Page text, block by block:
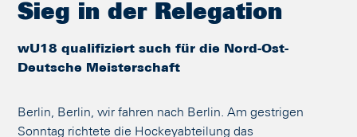
Sieg in der Relegation
wU18 qualifiziert such für die Nord-Ost-
Deutsche Meisterschaft
Berlin, Berlin, wir fahren nach Berlin. Am gestrigen
Sonntag richtete die Hockeyabteilung das